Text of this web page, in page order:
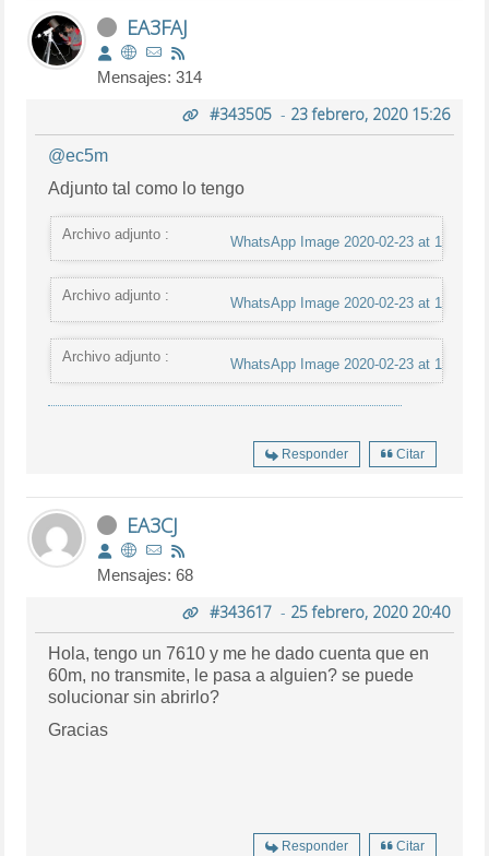
EA3FAJ
Mensajes: 314
#343505- 23 febrero, 2020 15:26
@ec5m
Adjunto tal como lo tengo
Archivo adjunto : WhatsApp Image 2020-02-23 at
Archivo adjunto : WhatsApp Image 2020-02-23 at
Archivo adjunto : WhatsApp Image 2020-02-23 at
Responder Citar
EA3CJ
Mensajes: 68
#343617- 25 febrero, 2020 20:40
Hola, tengo un 7610 y me he dado cuenta que en
60m, no transmite, le pasa a alguien? se puede
solucionar sin abrirlo?
Gracias
Responder Citar